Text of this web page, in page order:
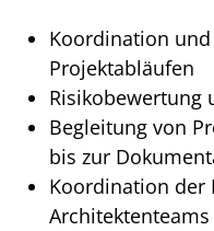
Koordination
Projektabläufen
Risikobewertung
Begleitung von
bis zur
Koordination der
Architektenteams